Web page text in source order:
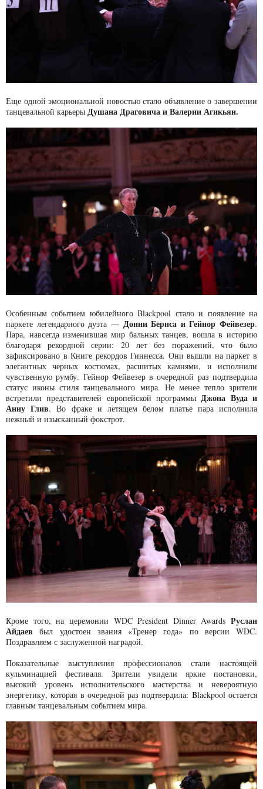
Еще одной эмоциональной новостью стало объявление о завершении
танцевальной карьеры Душана Драговича и Валерии Агикьян.
Особенным событием юбилейного Blackpool стало и появление на
паркете легендарного дуэта — Донни Бернса и Гейнор Фейвезер.
Пара, навсегда изменившая мир бальных танцев, вошла в историю
благодаря рекордной серии: 20 лет без поражений, что было
зафиксировано в Книге рекордов Гиннесса. Они вышли на паркет в
элегантных черных костюмах, расшитых камнями, и исполнили
чувственную румбу. Гейнор Фейвезер в очередной раз подтвердила
статус иконы стиля танцевального мира. Не менее тепло зрители
встретили представителей европейской программыДжона Вуда и
Анну Глив. Во фраке и летящем белом платье пара исполнила
нежный и изысканный фокстрот.
Кроме того, на церемонии WDC President Dinner Awards Руслан
Айдаев был удостоен звания «Тренер года» по версии WDC.
Поздравляем с заслуженной наградой.
Показательные выступления профессионалов стали настоящей
кульминацией фестиваля. Зрители увидели яркие постановки,
высокий уровень исполнительского мастерства и невероятную
энергетику, которая в очередной раз подтвердила: Blackpool остается
главным танцевальным событием мира.